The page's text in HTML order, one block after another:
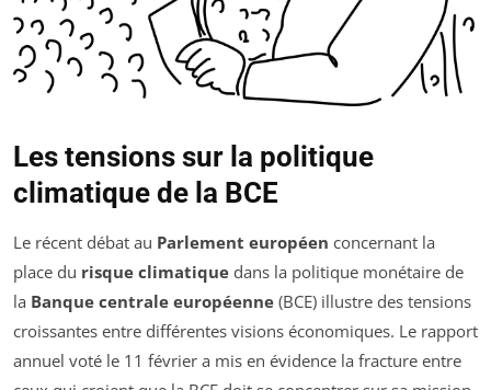
Les tensions sur la politique
climatique de la BCE
Le récent débat au Parlement européen concernant la
place du risque climatique dans la politique monétaire de
la Banque centrale européenne (BCE) illustre des tensions
croissantes entre différentes visions économiques. Le rapport
annuel voté le 11 février a mis en évidence la fracture entre